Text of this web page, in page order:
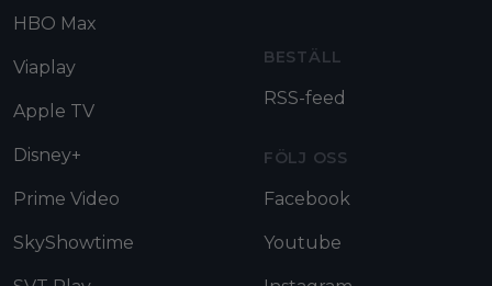
HBO Max
Viaplay
Apple TV
Disney+
Prime Video
SkyShowtime
BESTÄLL
RSS-feed
FÖLJ OSS
Facebook
Youtube